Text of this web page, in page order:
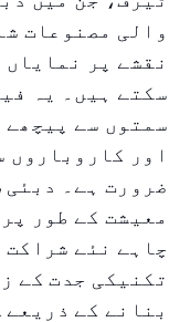
والی مصنوعات
نقشے پر
سکتے ہیں۔ یہ
سمتوں سے
اور کاروباروں
ضرورت ہے۔
معیشت کے طور
چاہے نئے شراکت
تکنیکی جدت کے
بنانے کے ذریعے۔